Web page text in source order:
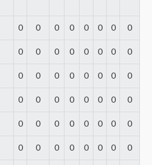
0 0 0 0 0 0 0 0
0 0 0 0 0 0 0 0
0 0 0 0 0 0 0 0
0 0 0 0 0 0 0 0
0 0 0 0 0 0 0 0
0 0 0 0 0 0 0 0